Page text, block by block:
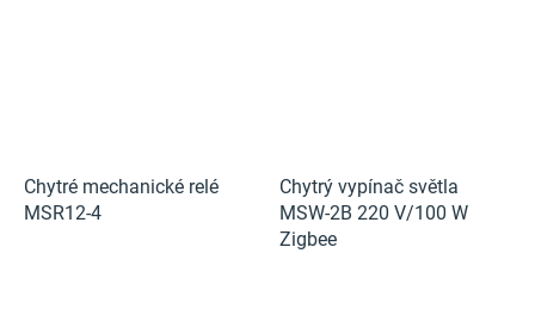
Chytré mechanické relé
MSR12-4
Chytrý vypínač světla
MSW-2B 220 V/100 W
Zigbee